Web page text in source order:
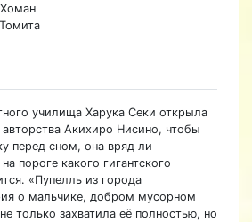
училища Харука Секи открыла
авторства Акихиро Нисино, чтобы
перед сном, она вряд ли
пороге какого гигантского
«Пупелль из города
о мальчике, добром мусорном
только захватила её полностью, но